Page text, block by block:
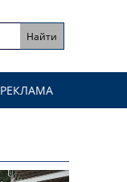
РЕКЛАМА